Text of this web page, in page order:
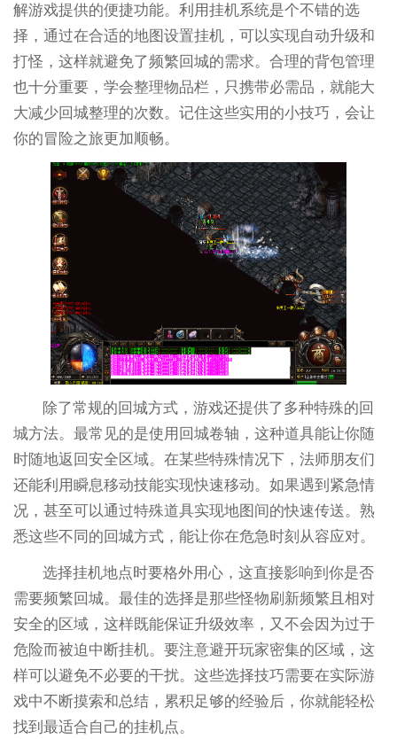
解游戏提供的便捷功能。利用挂机系统是个不错的选
择，通过在合适的地图设置挂机，可以实现自动升级和
打怪，这样就避免了频繁回城的需求。合理的背包管理
也十分重要，学会整理物品栏，只携带必需品，就能大
大减少回城整理的次数。记住这些实用的小技巧，会让
你的冒险之旅更加顺畅。
除了常规的回城方式，游戏还提供了多种特殊的回
城方法。最常见的是使用回城卷轴，这种道具能让你随
时随地返回安全区域。在某些特殊情况下，法师朋友们
还能利用瞬息移动技能实现快速移动。如果遇到紧急情
况，甚至可以通过特殊道具实现地图间的快速传送。熟
悉这些不同的回城方式，能让你在危急时刻从容应对。
选择挂机地点时要格外用心，这直接影响到你是否
需要频繁回城。最佳的选择是那些怪物刷新频繁且相对
安全的区域，这样既能保证升级效率，又不会因为过于
危险而被迫中断挂机。要注意避开玩家密集的区域，这
样可以避免不必要的干扰。这些选择技巧需要在实际游
戏中不断摸索和总结，累积足够的经验后，你就能轻松
找到最适合自己的挂机点。